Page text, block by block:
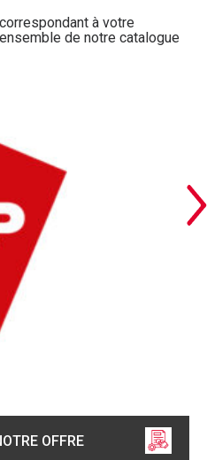
à votre
de notre catalogue
OFFRE